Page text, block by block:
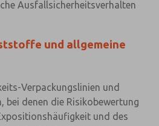
Ausfallsicherheitsverhalten
und allgemeine
Verpackungslinien und
bei denen die Risikobewertung
und des